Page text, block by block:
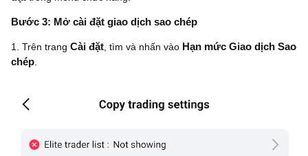
Bước 3: Mở cài đặt giao dịch sao chép
1. Trên trang Cài đặt, tìm và nhấn vào Hạn mức Giao dịch Sao
chép.